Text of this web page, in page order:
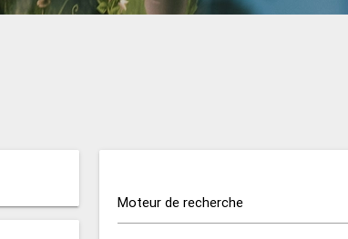
Moteur de recherche